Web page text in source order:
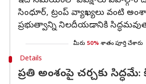
సింధూర్, ట్రంప్ వ్యాఖ్యలు వంటి
ప్రభుత్వాన్ని నిలదీయడానికి
మీరు 50% శాతం పూర్తి చేశారు
Details
ప్రతి అంశంపై చర్చకు సిద్ధమే: